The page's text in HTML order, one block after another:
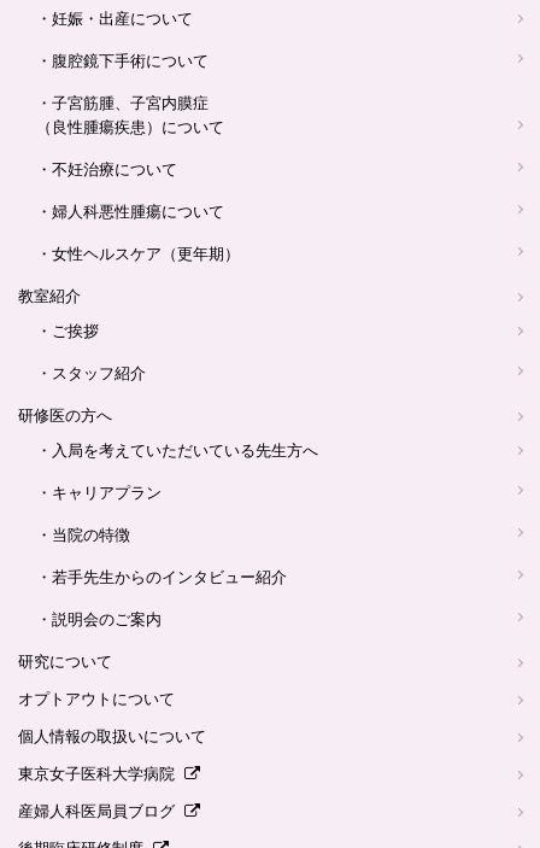
ロ
ゴ
・妊娠・出産について
・腹腔鏡下手術について
・子宮筋腫、子宮内膜症
（良性腫瘍疾患）について
・不妊治療について
・婦人科悪性腫瘍について
・女性ヘルスケア（更年期）
教室紹介
・ご挨拶
・スタッフ紹介
研修医の方へ
・入局を考えていただいている先生方へ
・キャリアプラン
・当院の特徴
・若手先生からのインタビュー紹介
・説明会のご案内
研究について
オプトアウトについて
個人情報の取扱いについて
東京女子医科大学病院
産婦人科医局員ブログ